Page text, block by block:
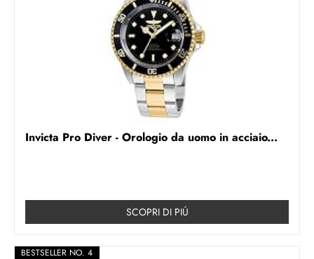
Invicta Pro Diver - Orologio da uomo in acciaio...
SCOPRI DI PIÚ
BESTSELLER NO. 4